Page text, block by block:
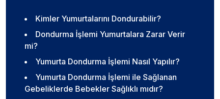
Kimler Yumurtalarını Dondurabilir?
Dondurma İşlemi Yumurtalara Zarar Verir
mi?
Yumurta Dondurma İşlemi Nasıl Yapılır?
Yumurta Dondurma İşlemi ile Sağlanan
Gebeliklerde Bebekler Sağlıklı mıdır?